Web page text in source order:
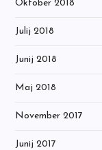
Oktober 2018
Julij 2018
Junij 2018
Maj 2018
November 2017
Junij 2017